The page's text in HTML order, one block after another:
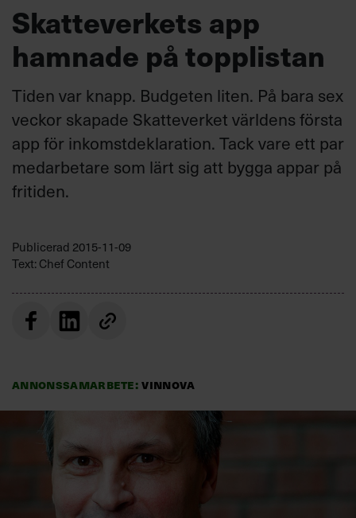
Skatteverkets app
hamnade på topplistan
Tiden var knapp. Budgeten liten. På bara sex
veckor skapade Skatteverket världens första
app för inkomstdeklaration. Tack vare ett par
medarbetare som lärt sig att bygga appar på
fritiden.
Publicerad 2015-11-09
Text: Chef Content
Annonssamarbete:Vinnova